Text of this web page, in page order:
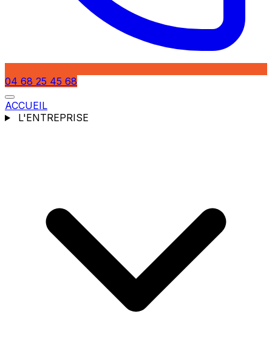
04 68 25 45 68
ACCUEIL
L'ENTREPRISE